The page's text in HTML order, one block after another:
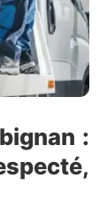
: